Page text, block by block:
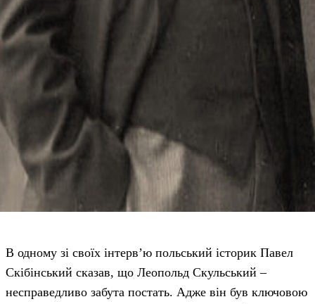
В одному зі своїх інтерв’ю польський історик Павел
Скібінський сказав, що Леопольд Скульський –
несправедливо забута постать. Адже він був ключовою